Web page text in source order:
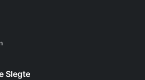
Slegte